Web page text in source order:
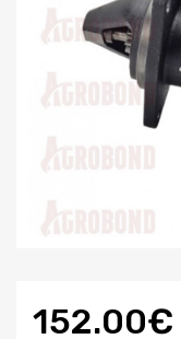
152.00€